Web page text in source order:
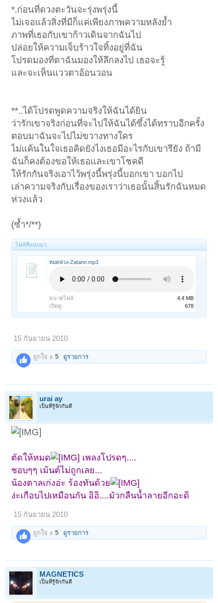
*.ก่อนที่ดวงตะวันจะรุ่งพรุ่งนี้
ไม่เจอแล้วสิ่งที่มีก็แค่เพียงภาพความหลังย้ำ
ภาพที่เธอกับเขาก้าวเดินจากฉันไป
ปล่อยให้ความเจ็บร้าวใจทิ้งอยู่ที่ฉัน
โปรดมองที่ตาฉันมองให้ลึกลงไป เธอจะรู้
และจะเห็นแววตาอ้อนวอน
**..ได้โปรดพูดความจริงให้ฉันได้ยิน
ว่ารักเขาจริงก่อนที่จะไปให้ฉันได้ซึ้งได้ทราบอีกครั้ง
ตอบมาฉันจะไปไม่ขวางทางใคร
ไม่แค้นในใจเธอคิดยังไงเธอมีอะไรกับเขารึยัง ถ้ามี
ฉันก็คงต้องขอให้เธอและเขาโชคดี
ให้รักกันจริงเอาไว้พรุ่งนี้พรุ่งนี้บอกเขา บอกไป
เล่าความจริงกับเรื่องของเราว่าเธอนั้นสิ้นรักฉันหมด
ห่วงแล้ว
(ซ้ำ*/**)
ไฟล์ที่แนบมา:
หมดห่วง-Zatann.mp3
ขนาดไฟล์:
4.4 MB
เปิดดู:
678
15 กันยายน 2010
ถูกใจ x5 ดูรายการ
urai ay
เป็นที่รู้จักกันดี
ตัดให้หมด
เพลงโปรดๆ....
ชอบๆๆ เม้นต์ไม่ถูกเลย...
น้องตาลเก่งอ่ะ ร้องทันด้วย
ง่ะเกือบไปเหมือนกัน อิอิ....มัวกลืนน้ำลายอีกอะดิ
15 กันยายน 2010
ถูกใจ x5 ดูรายการ
MAGNETICS
เป็นที่รู้จักกันดี